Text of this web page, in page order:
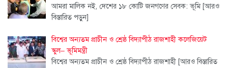
আমরা মালিক নই, দেশের ১৮ কোটি জনগণের সেবক: ভূমি [আরও
বিস্তারিত পড়ুন]
বিশ্বের অন্যতম প্রাচীন ও শ্রেষ্ঠ বিদ্যাপীঠ রাজশাহী কলেজিয়েট
স্কুল– ভূমিমন্ত্রী
বিশ্বের অন্যতম প্রাচীন ও শ্রেষ্ঠ বিদ্যাপীঠ রাজশাহী [আরও বিস্তারিত